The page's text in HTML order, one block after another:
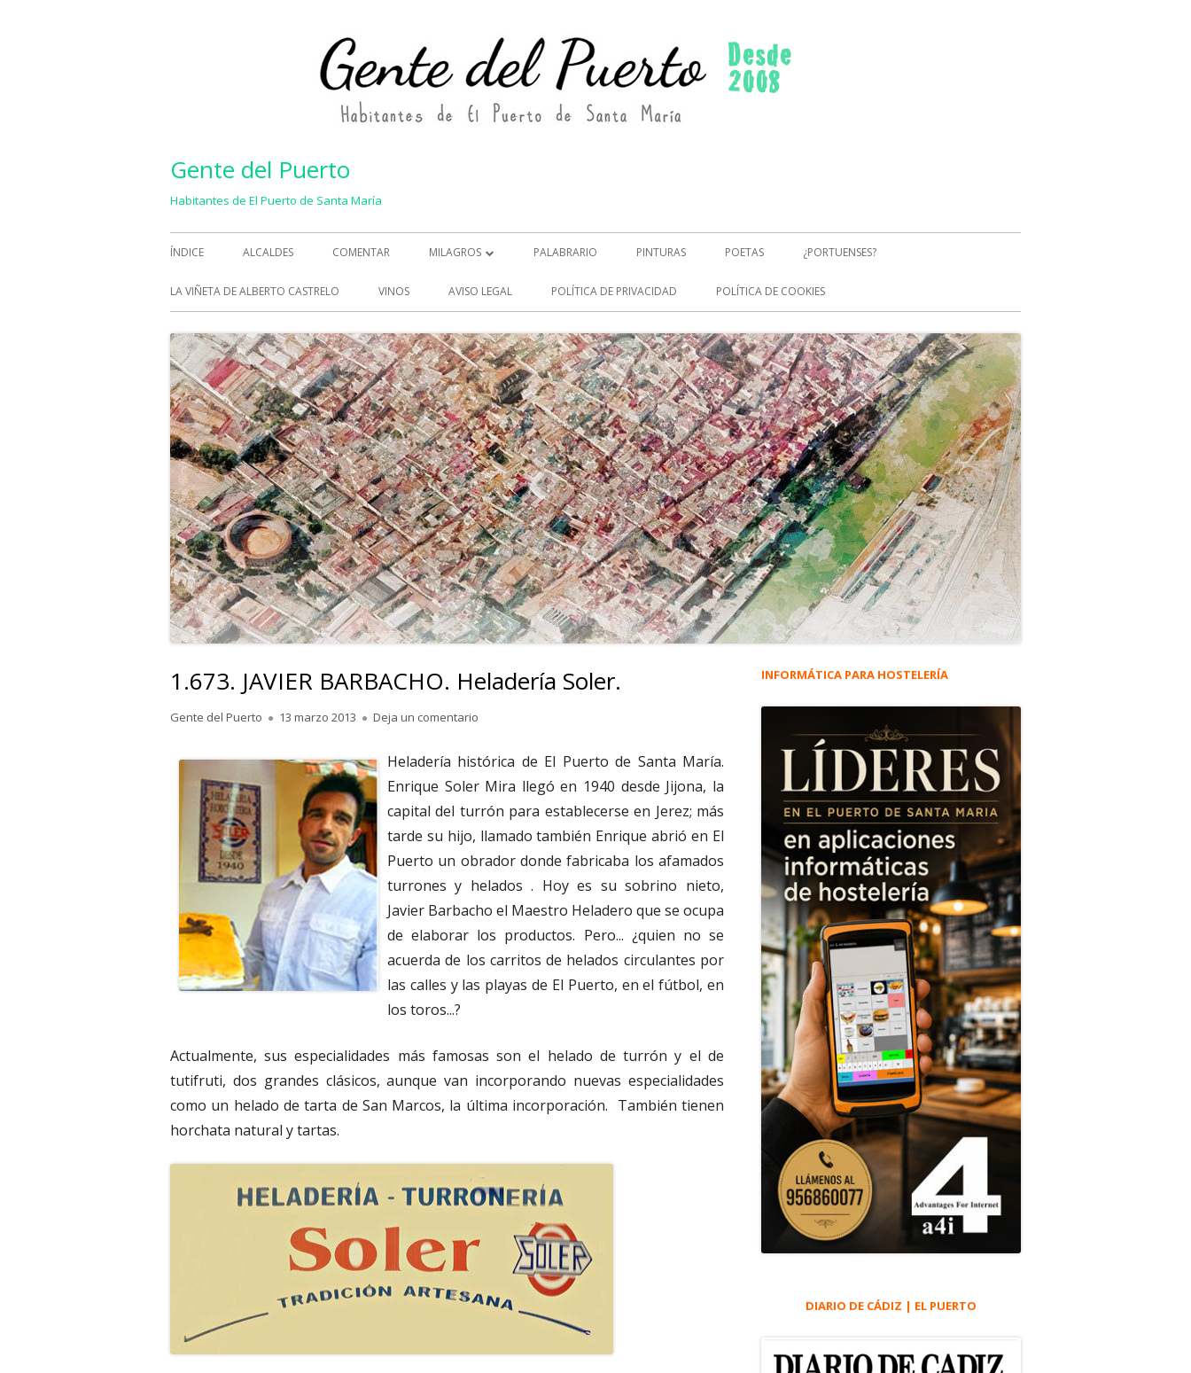
Gente del Puerto
Habitantes de El Puerto de Santa María
Menú
principal
ÍNDICE ALCALDES COMENTAR MILAGROS
MILAGROS (2)
PALABRARIO PINTURAS POETAS ¿PORTUENSES?
LA VIÑETA DE ALBERTO CASTRELO VINOS AVISO LEGAL POLÍTICA DE PRIVACIDAD POLÍTICA DE COOKIES
1.673. JAVIER BARBACHO. Heladería Soler.
Autor
Gente del Puerto
Publicado
13 marzo 2013 Deja un comentario
Heladería histórica de El Puerto de Santa María.
Enrique Soler Mira llegó en 1940 desde Jijona, la
capital del turrón para establecerse en Jerez; más
tarde su hijo, llamado también Enrique abrió en El
Puerto un obrador donde fabricaba los afamados
turrones y helados . Hoy es su sobrino nieto,
Javier Barbacho el Maestro Heladero que se ocupa
de elaborar los productos. Pero... ¿quien no se
acuerda de los carritos de helados circulantes por
las calles y las playas de El Puerto, en el fútbol, en
los toros...?
Actualmente, sus especialidades más famosas son el helado de turrón y el de
tutifruti, dos grandes clásicos, aunque van incorporando nuevas especialidades
como un helado de tarta de San Marcos, la última incorporación. También tienen
horchata natural y tartas.
Barra
principal
INFORMÁTICA PARA HOSTELERÍA
DIARIO DE CÁDIZ | EL PUERTO